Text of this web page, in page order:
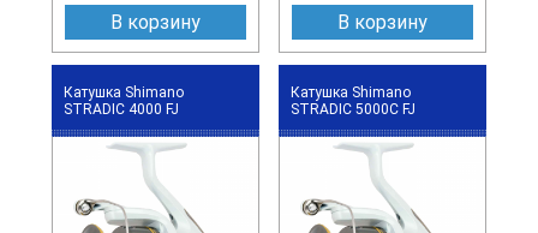
В корзину
В корзину
Катушка Shimano
STRADIC 4000 FJ
Катушка Shimano
STRADIC 5000C FJ